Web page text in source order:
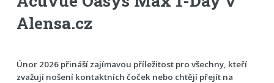
Alensa.cz
Únor 2026 přináší zajímavou příležitost pro všechny, kteří
zvažují nošení kontaktních čoček nebo chtějí přejít na